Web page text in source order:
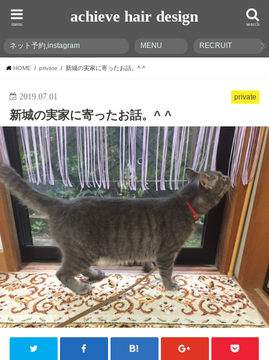
achieve hair design search
menu
ネット予約,instagram MENU RECRUIT
HOME private 新城の実家に寄ったお話。^ ^
private
2019.07.01
新城の実家に寄ったお話。^ ^